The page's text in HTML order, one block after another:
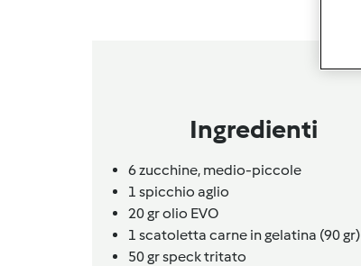
Ingredienti
6zucchine, medio-piccole
1 spicchio aglio
20 gr olio EVO
1 scatoletta carne in gelatina (90 gr)
50 gr speck tritato